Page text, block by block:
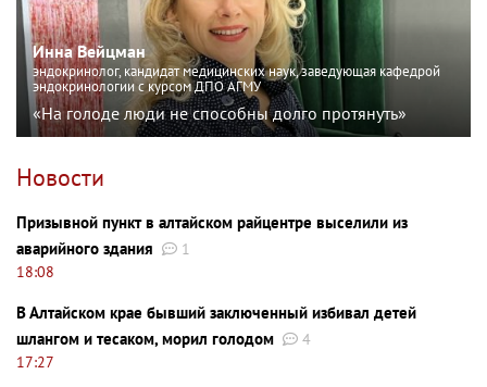
Инна Вейцман
эндокринолог, кандидат медицинских наук, заведующая кафедрой
эндокринологии с курсом ДПО АГМУ
«На голоде люди не способны долго протянуть»
Новости
Призывной пункт в алтайском райцентре выселили из
аварийного здания
1
18:08
В Алтайском крае бывший заключенный избивал детей
шлангом и тесаком, морил голодом
4
17:27